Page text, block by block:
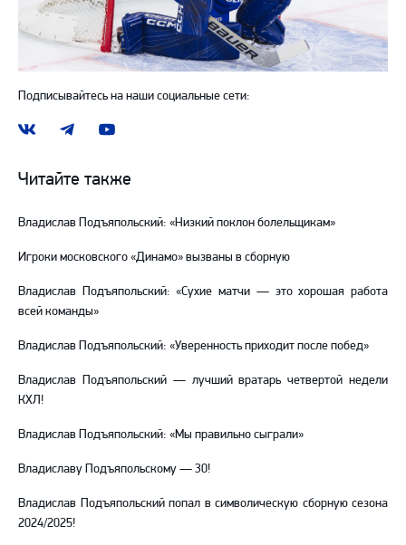
Подписывайтесь на наши социальные сети:
Наша
ВКонтакте
Наш
в
Telegram
Наш
YouTube
Читайте также
Владислав Подъяпольский: «Низкий поклон болельщикам»
Игроки московского «Динамо» вызваны в сборную
Владислав Подъяпольский: «Сухие матчи — это хорошая работа
всей команды»
Владислав Подъяпольский: «Уверенность приходит после побед»
Владислав Подъяпольский — лучший вратарь четвертой недели
КХЛ!
Владислав Подъяпольский: «Мы правильно сыграли»
Владиславу Подъяпольскому — 30!
Владислав Подъяпольский попал в символическую сборную сезона
2024/2025!